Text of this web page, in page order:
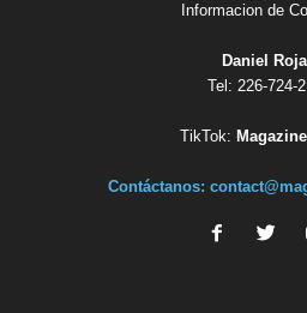
Informacion de
Daniel
Tel: 226-724-
TikTok:
Contáctanos: